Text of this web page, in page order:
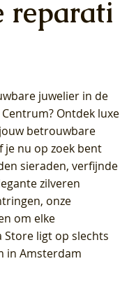
reparati
juwelier in de
Centrum? Ontdek luxe
jouw betrouwbare
je nu op zoek bent
sieraden, verfijnde
zilveren
onze
om elke
Store ligt op slechts
in Amsterdam